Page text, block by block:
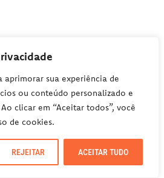
aprimorar sua experiência de
ou conteúdo personalizado e
clicar em “Aceitar todos”, você
de cookies.
REJEITAR ACEITAR TUDO